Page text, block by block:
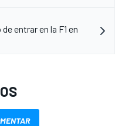
entrar en la F1 en